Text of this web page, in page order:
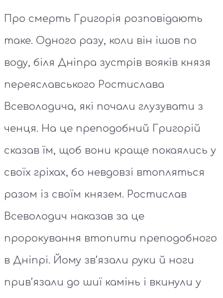
Про смерть Григорія розповідають
таке. Одного разу, коли він ішов по
воду, біля Дніпра зустрів вояків князя
переяславського Ростислава
Всеволодича, які почали глузувати з
ченця. На це преподобний Григорій
сказав їм, щоб вони краще покаялись у
своїх гріхах, бо невдовзі втопляться
разом із своїм князем. Ростислав
Всеволодич наказав за це
пророкування втопити преподобного
в Дніпрі. Йому зв’язали руки й ноги
прив’язали до шиї камінь і вкинули у